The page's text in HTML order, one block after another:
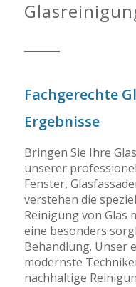
Fachgerechte
Ergebnisse
Bringen Sie Ihre
unserer
Fenster,
verstehen die
Reinigung von Glas
eine besonders
Behandlung. Unser
modernste
nachhaltige